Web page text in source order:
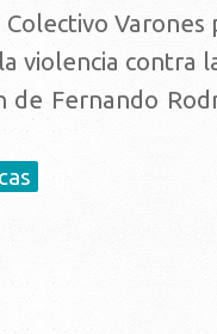
violencia contra
de Fernando